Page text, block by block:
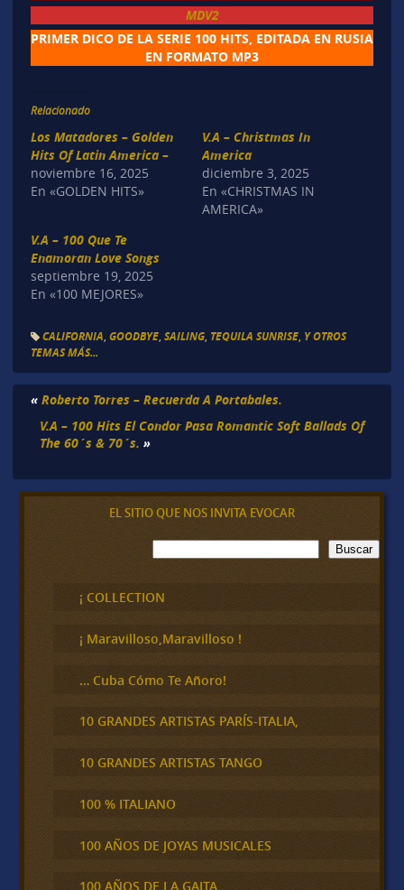
MDV2
PRIMER DICO DE LA SERIE 100 HITS, EDITADA EN RUSIA
EN FORMATO MP3
Relacionado
Los Matadores – Golden
Hits Of Latin America –
noviembre 16, 2025
En «GOLDEN HITS»
V.A – Christmas In
America
diciembre 3, 2025
En «CHRISTMAS IN
AMERICA»
V.A – 100 Que Te
Enamoran Love Songs
septiembre 19, 2025
En «100 MEJORES»
CALIFORNIA GOODBYE, SAILING, TEQUILA SUNRISE, Y OTROS
TEMAS MÁS...
« Roberto Torres – Recuerda A Portabales.
V.A – 100 Hits El Condor Pasa Romantic Soft Ballads Of
The 60´s & 70´s. »
EL SITIO QUE NOS INVITA EVOCAR
B
u
c
a
Buscar
¡ COLLECTION
¡ Maravilloso,Maravilloso !
… Cuba Cómo Te Añoro!
10 GRANDES ARTISTAS PARÍS-ITALIA,
10 GRANDES ARTISTAS TANGO
100 % ITALIANO
100 AÑOS DE JOYAS MUSICALES
100 AÑOS DE LA GAITA